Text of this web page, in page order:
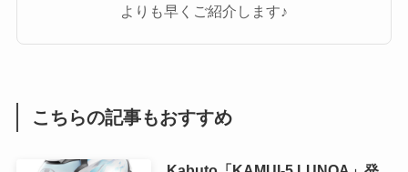
よりも早くご紹介します♪
こちらの記事もおすすめ